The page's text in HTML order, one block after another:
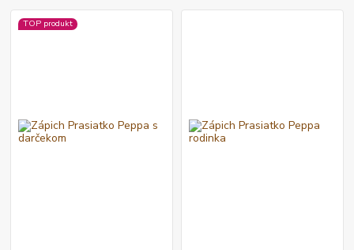
TOP produkt